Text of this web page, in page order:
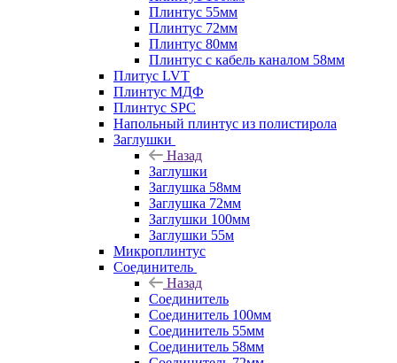
Плинтус 55мм
Плинтус 72мм
Плинтус 80мм
Плинтус с кабель каналом 58мм
Плитус LVT
Плинтус МДФ
Плинтус SPC
Напольный плинтус из полистирола
Заглушки
Назад
Заглушки
Заглушка 58мм
Заглушка 72мм
Заглушки 100мм
Заглушки 55м
Микроплинтус
Соединитель
Назад
Соединитель
Соединитель 100мм
Соединитель 55мм
Соединитель 58мм